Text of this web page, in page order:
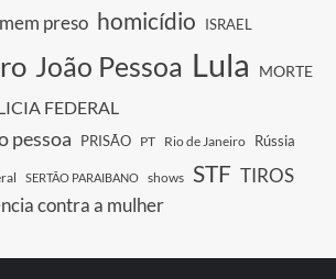
preso homicídio ISRAEL
João Pessoa Lula MORTE
FEDERAL
pessoa PRISÃO PT Rio de Janeiro Rússia
SERTÃO PARAIBANO shows STF TIROS
contra a mulher